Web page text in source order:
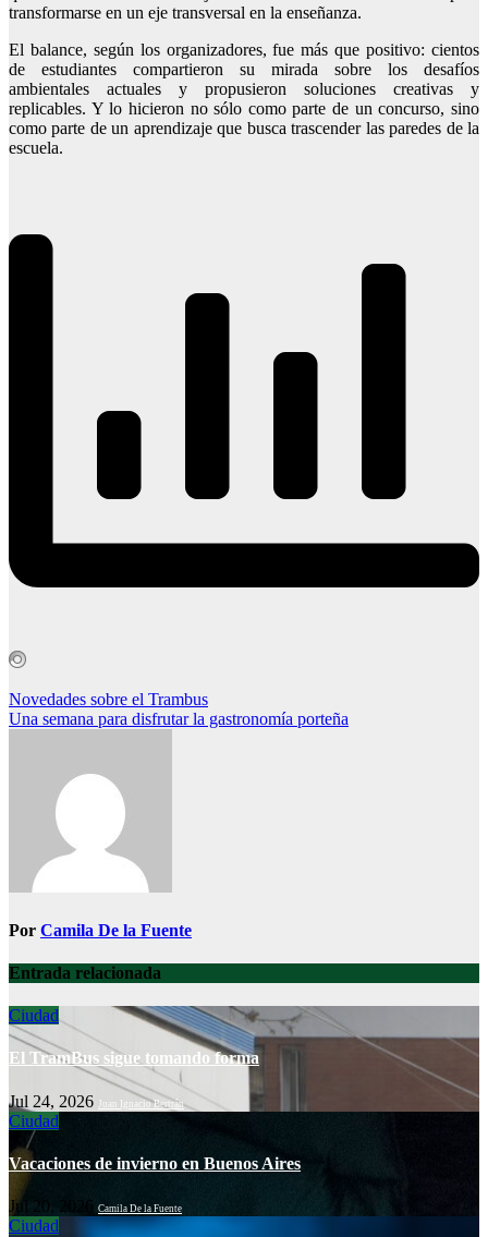
transformarse en un eje transversal en la enseñanza.
El balance, según los organizadores, fue más que positivo: cientos
de estudiantes compartieron su mirada sobre los desafíos
ambientales actuales y propusieron soluciones creativas y
replicables. Y lo hicieron no sólo como parte de un concurso, sino
como parte de un aprendizaje que busca trascender las paredes de la
escuela.
Navegación
de
Novedades sobre el Trambus
Una semana para disfrutar la gastronomía porteña
Por Camila De la Fuente
Entrada relacionada
Ciudad
El TramBus sigue tomando forma
Jul 24, 2026 Juan Ignacio Bertrán
Ciudad
Vacaciones de invierno en Buenos Aires
Jul 20, 2026 Camila De la Fuente
Ciudad